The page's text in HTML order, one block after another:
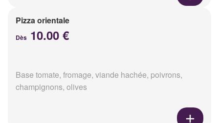
Pizza orientale
Dès 10.00 €
Base tomate, fromage, viande hachée, poivrons,
champignons, olives